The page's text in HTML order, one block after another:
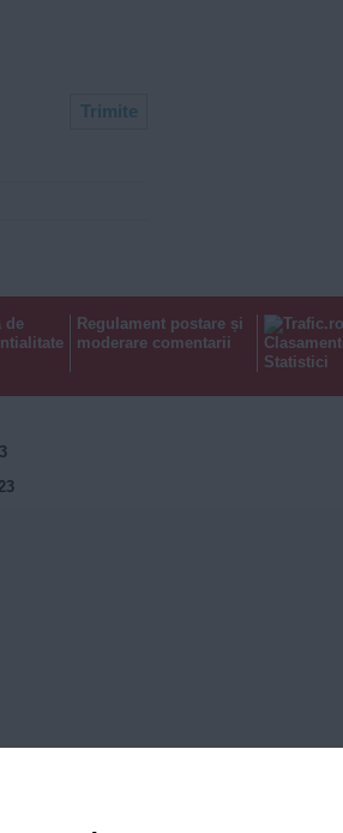
de
Regulament postare și
moderare comentarii